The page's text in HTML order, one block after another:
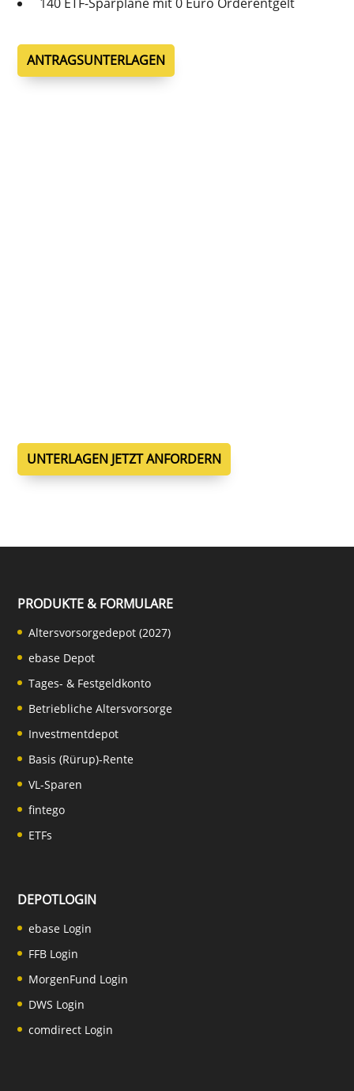
ANTRAGSUNTERLAGEN
UNTERLAGEN JETZT ANFORDERN
PRODUKTE & FORMULARE
Altersvorsorgedepot (2027)
ebase Depot
Tages- & Festgeldkonto
Betriebliche Altersvorsorge
Investmentdepot
Basis (Rürup)-Rente
VL-Sparen
fintego
ETFs
DEPOTLOGIN
ebase Login
FFB Login
MorgenFund Login
DWS Login
comdirect Login